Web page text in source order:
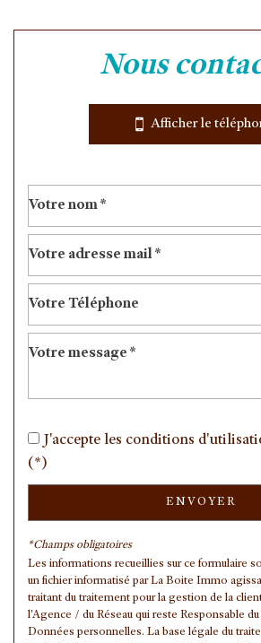
École maternelle
Enseignement supérieur
Gare ferroviaire
statistiques
Nombre d'habitants
Propriétaires (vs. locataires)
Taxe habitation
Habitants de 25 à 55 ans
Habitants de plus de 55 ans
Nombre d'enfants par famille
Familles avec 1 ou 2 enfants
Maisons
Appartements
nous
Afficher le
J'accepte les conditions
(*)
ENVOYER
*Champs obligatoires
Les informations recueillies sur ce formulaire
un fichier informatisé par La Boite Immo
traitant du traitement pour la gestion de la
l'Agence / du Réseau qui reste Responsable
Données personnelles. La base légale du